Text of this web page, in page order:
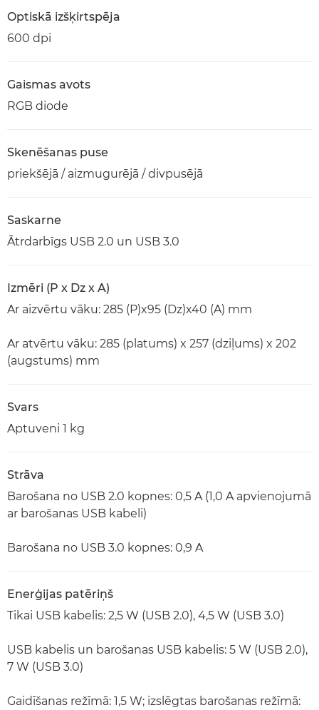
Optiskā izšķirtspēja
600 dpi
Gaismas avots
RGB diode
Skenēšanas puse
priekšējā / aizmugurējā / divpusējā
Saskarne
Ātrdarbīgs USB 2.0 un USB 3.0
Izmēri (P x Dz x A)
Ar aizvērtu vāku: 285 (P)x95 (Dz)x40 (A) mm
Ar atvērtu vāku: 285 (platums) x 257 (dziļums) x 202
(augstums) mm
Svars
Aptuveni 1 kg
Strāva
Barošana no USB 2.0 kopnes: 0,5 A (1,0 A apvienojumā
ar barošanas USB kabeli)
Barošana no USB 3.0 kopnes: 0,9 A
Enerģijas patēriņš
Tikai USB kabelis: 2,5 W (USB 2.0), 4,5 W (USB 3.0)
USB kabelis un barošanas USB kabelis: 5 W (USB 2.0),
7 W (USB 3.0)
Gaidīšanas režīmā: 1,5 W; izslēgtas barošanas režīmā: